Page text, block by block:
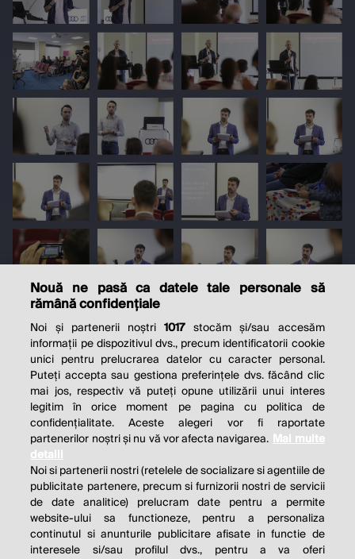
Nouă ne pasă ca datele tale personale să
rămână confidențiale
Noi și partenerii noștri1017 stocăm și/sau accesăm
informații pe dispozitivul dvs., precum identificatorii cookie
unici pentru prelucrarea datelor cu caracter personal.
Puteți accepta sau gestiona preferințele dvs. făcând clic
mai jos, respectiv vă puteți opune utilizării unui interes
legitim în orice moment pe pagina cu politica de
confidențialitate. Aceste alegeri vor fi raportate
partenerilor noștri și nu vă vor afecta navigarea. Mai multe
detalii
Noi si partenerii nostri (retelele de socializare si agentiile de
publicitate partenere, precum si furnizorii nostri de servicii
de date analitice) prelucram date pentru a permite
website-ului sa functioneze, pentru a personaliza
continutul si anunturile publicitare afisate in functie de
interesele si/sau profilul dvs., pentru a va oferi